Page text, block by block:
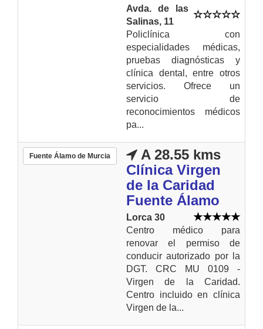
Avda. de las
Salinas, 11
Policlínica con
especialidades médicas,
pruebas diagnósticas y
clínica dental, entre otros
servicios. Ofrece un
servicio de
reconocimientos médicos
pa...
Fuente Álamo de Murcia
A 28.55 kms
Clínica Virgen
de la Caridad
Fuente Álamo
Lorca 30
Centro médico para
renovar el permiso de
conducir autorizado por la
DGT. CRC MU 0109 -
Virgen de la Caridad.
Centro incluido en clínica
Virgen de la...